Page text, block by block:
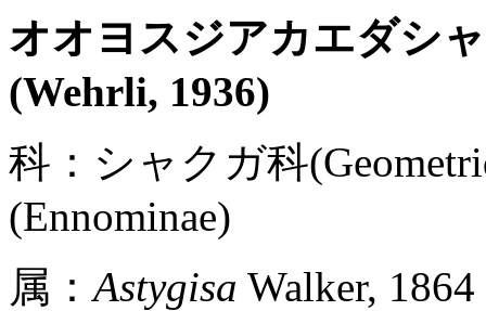
オオヨスジアカエダシ
(Wehrli, 1936)
科：シャクガ科
(Ennominae)
属：Astygisa Walker, 1864